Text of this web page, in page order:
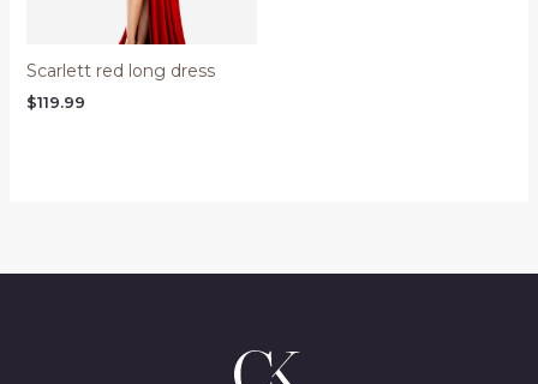
Scarlett red long dress
$119.99